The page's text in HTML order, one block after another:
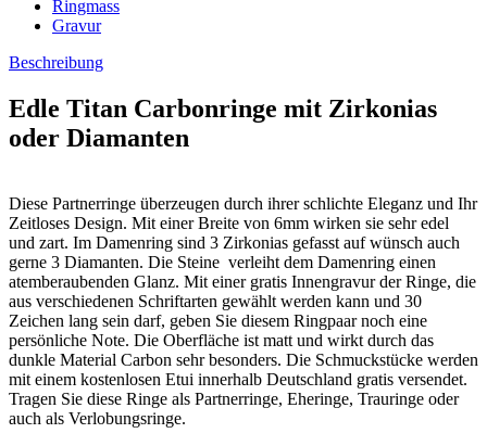
Ringmass
Gravur
Beschreibung
Edle Titan Carbonringe mit Zirkonias
oder Diamanten
Diese Partnerringe überzeugen durch ihrer schlichte Eleganz und Ihr
Zeitloses Design. Mit einer Breite von 6mm wirken sie sehr edel
und zart. Im Damenring sind 3 Zirkonias gefasst auf wünsch auch
gerne 3 Diamanten. Die Steine verleiht dem Damenring einen
atemberaubenden Glanz. Mit einer gratis Innengravur der Ringe, die
aus verschiedenen Schriftarten gewählt werden kann und 30
Zeichen lang sein darf, geben Sie diesem Ringpaar noch eine
persönliche Note. Die Oberfläche ist matt und wirkt durch das
dunkle Material Carbon sehr besonders. Die Schmuckstücke werden
mit einem kostenlosen Etui innerhalb Deutschland gratis versendet.
Tragen Sie diese Ringe als Partnerringe, Eheringe, Trauringe oder
auch als Verlobungsringe.